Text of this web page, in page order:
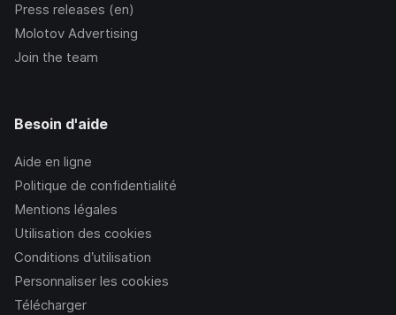
Press releases (en)
Molotov Advertising
Join the team
Besoin d'aide
Aide en ligne
Politique de confidentialité
Mentions légales
Utilisation des cookies
Conditions d’utilisation
Personnaliser les cookies
Télécharger